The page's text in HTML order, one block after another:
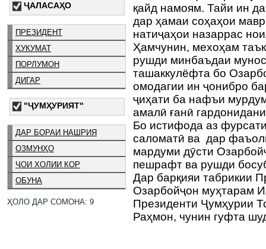
ҶАЛАСАҲО
ПРЕЗИДЕНТ
ҲУКУМАТ
ПОРЛУМОН
ДИГАР
"ҶУМҲУРИЯТ"
ДАР БОРАИ НАШРИЯ
ОЗМУНҲО
ҶОИ ХОЛИИ КОР
ОБУНА
ҲОЛО ДАР СОМОНА: 9
қайд намоям. Тайи ин
дар ҳамаи соҳаҳои
натиҷаҳои назаррас
Ҳамчунин, мехоҳам
рушди минбаъдаи
ташаккулёфта бо
омодагии ин ҷонибро
ҷиҳати ба нафъи
амалӣ ғанӣ
Бо истифода аз
саломатӣ ва дар
мардуми дӯсти
пешрафт ва рушди
Дар барқияи табрикии
Озарбойҷон муҳтарам
Президенти Ҷумҳурии
Раҳмон, чунин гуфта